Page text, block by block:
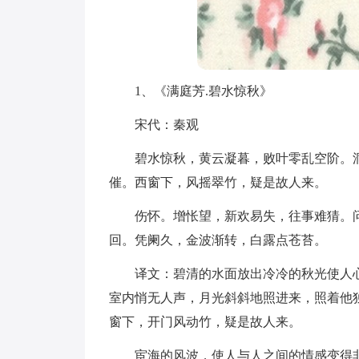
1、《满庭芳.碧水惊秋》
宋代：秦观
碧水惊秋，黄云凝暮，败叶零乱空阶
催。西窗下，风摇翠竹，疑是故人来。
伤怀。增怅望，新欢易失，往事难猜
回。凭阑久，金波渐转，白露点苍苔。
译文：碧清的水面放出冷冷的秋光使
室内悄无人声，月光斜斜地照进来，照着
窗下，开门风动竹，疑是故人来。
宦海的风波，使人与人之间的情感变